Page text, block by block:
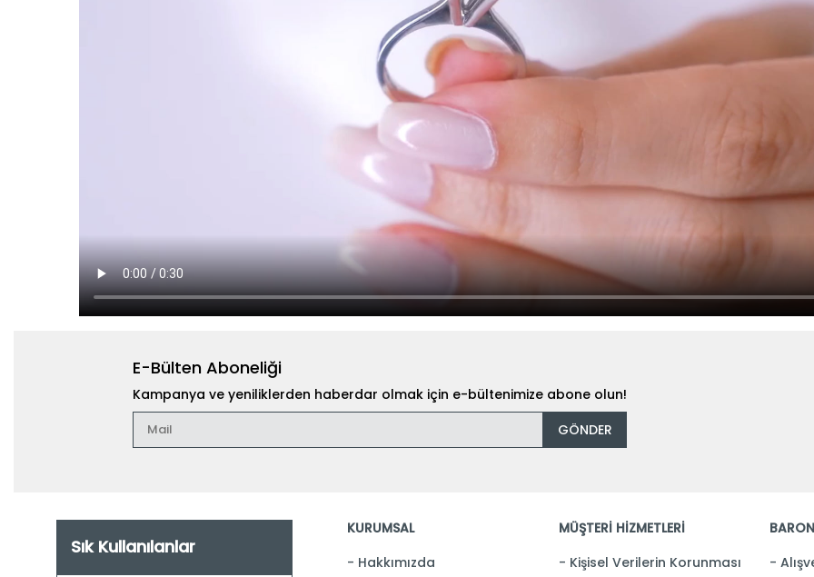
E-Bülten Aboneliği
Kampanya ve yeniliklerden haberdar olmak için e-bültenimize abone olun!
GÖNDER
Sık Kullanılanlar
KURUMSAL
Hakkımızda
MÜŞTERİ HİZMETLERİ
Kişisel Verilerin Korunması